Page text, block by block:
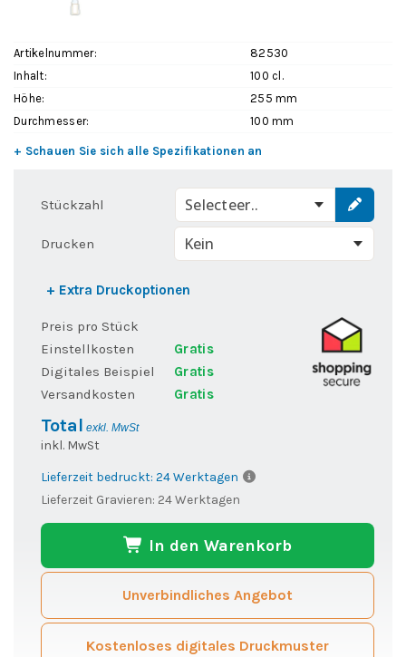
Artikelnummer:
82530
Inhalt:
100 cl.
Höhe:
255 mm
Durchmesser:
100 mm
+ Schauen Sie sich alle Spezifikationen an
Stückzahl Selecteer..
Drucken
+ Extra Druckoptionen
Preis pro Stück
Einstellkosten
Gratis
Digitales Beispiel
Gratis
Versandkosten
Gratis
Total exkl. MwSt
inkl. MwSt
Lieferzeit bedruckt: 24 Werktagen
Lieferzeit Gravieren: 24 Werktagen
In den Warenkorb
Unverbindliches Angebot
Kostenloses digitales Druckmuster